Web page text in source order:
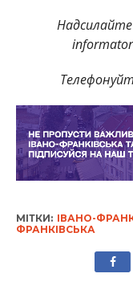
МІТКИ: ІВАНО-
ФРАНКІВСЬКА